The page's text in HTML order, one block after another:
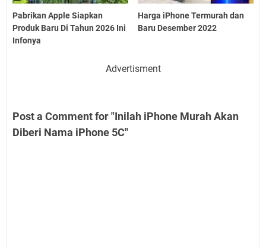
Pabrikan Apple Siapkan
Produk Baru Di Tahun 2026 Ini
Infonya
Harga iPhone Termurah dan
Baru Desember 2022
Advertisment
Post a Comment for "Inilah iPhone Murah Akan
Diberi Nama iPhone 5C"